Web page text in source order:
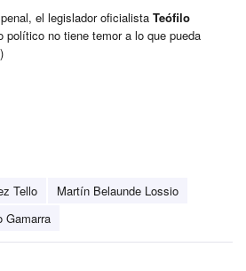
el legislador oficialista Teófilo
político no tiene temor a lo que pueda
Tello
Martín Belaunde Lossio
Gamarra